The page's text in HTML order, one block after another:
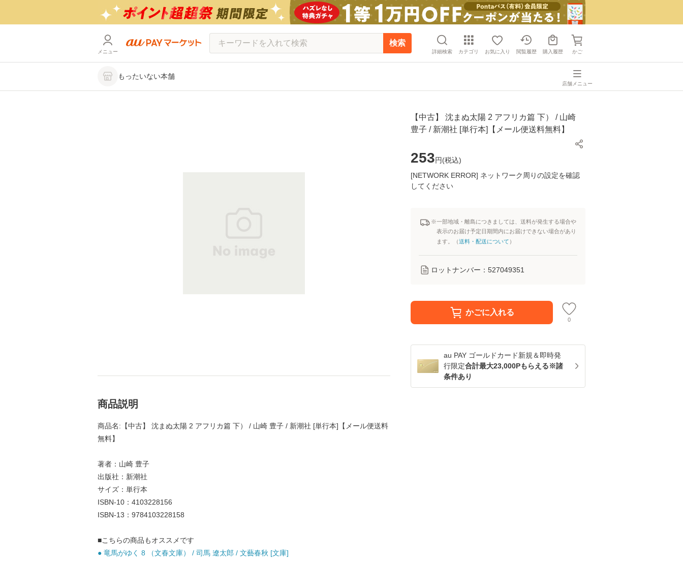
メニュー
検索
詳細検索 カテゴリ お気に入り 閲覧履歴 購入履歴 かご
もったいない本舗
店舗メニュー
【中古】 沈まぬ太陽 2 アフリカ篇 下） / 山崎
豊子 / 新潮社 [単行本]【メール便送料無料】
253円(税込)
[NETWORK ERROR] ネットワーク周りの設定を確認
してください
※一部地域・離島につきましては、送料が発生する場合や
表示のお届け予定日期間内にお届けできない場合があり
ます。（送料・配送について ）
ロットナンバー： 527049351
かごに入れる
0
au PAY ゴールドカード新規＆即時発
行限定合計最大23,000Pもらえる※諸
条件あり
商品説明
商品名:【中古】 沈まぬ太陽 2 アフリカ篇 下） / 山崎 豊子 / 新潮社 [単行本]【メール便送料
無料】
著者：山崎 豊子
出版社：新潮社
サイズ：単行本
ISBN-10：4103228156
ISBN-13：9784103228158
■こちらの商品もオススメです
● 竜馬がゆく 8 （文春文庫） / 司馬 遼太郎 / 文藝春秋 [文庫]